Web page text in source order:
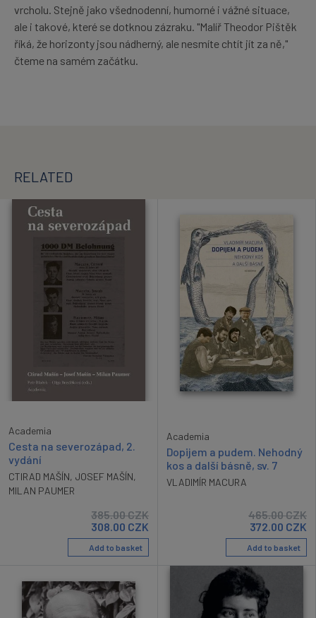
vrcholu. Stejně jako všednodenní, humorné i vážné situace,
ale i takové, které se dotknou zázraku. "Malíř Theodor Pištěk
říká, že horizonty jsou nádherný, ale nesmíte chtít jít za ně,"
čteme na samém začátku.
RELATED
Academia
Cesta na severozápad, 2.
vydání
CTIRAD MAŠÍN, JOSEF MAŠÍN,
MILAN PAUMER
385.00CZK
308.00 CZK
Add to basket
Academia
Dopijem a pudem. Nehodný
kos a další básně, sv. 7
VLADIMÍR MACURA
465.00CZK
372.00 CZK
Add to basket